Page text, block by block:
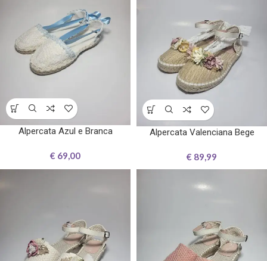
Alpercata Azul e Branca
€ 69,00
Alpercata Valenciana Bege
€ 89,99